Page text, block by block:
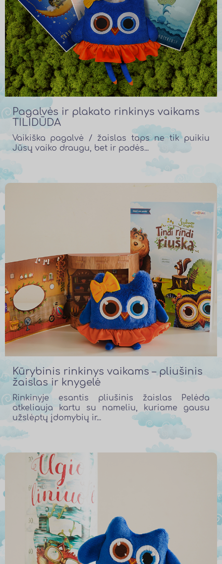
Pagalvės ir plakato rinkinys vaikams
TILIDŪDA
Vaikiška pagalvė / žaislas taps ne tik puikiu
Jūsų vaiko draugu, bet ir padės...
Kūrybinis rinkinys vaikams – pliušinis
žaislas ir knygelė
Rinkinyje esantis pliušinis žaislas Pelėda
atkeliauja kartu su nameliu, kuriame gausu
užslėptų įdomybių ir...